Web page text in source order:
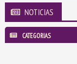
NOTICIAS
CATEGORIAS